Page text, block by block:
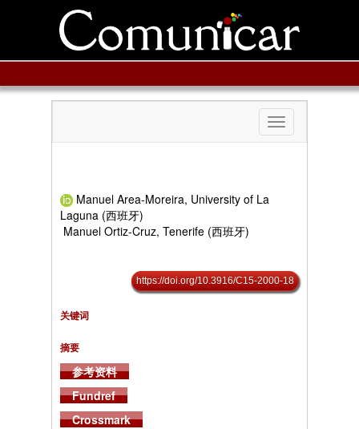
Toggle
navigation
Manuel Area-Moreira, University of La
Laguna (西班牙)
Manuel Ortiz-Cruz, Tenerife (西班牙)
https://doi.org/10.3916/C15-2000-18
关键词
摘要
参考资料
Fundref
Crossmark